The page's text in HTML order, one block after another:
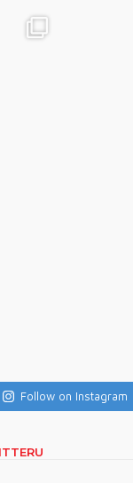
Follow on Instagram